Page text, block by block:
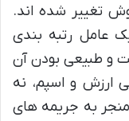
تغییر شده اند.
عامل رتبه بندی
و طبیعی بودن آن
ارزش و اسپم، نه
منجر به جریمه های